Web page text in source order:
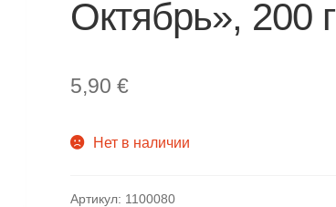
Октябрь», 200 г
5,90€
Нет в наличии
Артикул: 1100080